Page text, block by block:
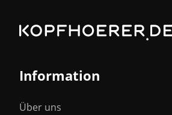
Information
Über uns